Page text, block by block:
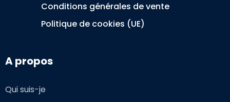
Conditions générales de vente
Politique de cookies (UE)
A propos
Qui suis-je